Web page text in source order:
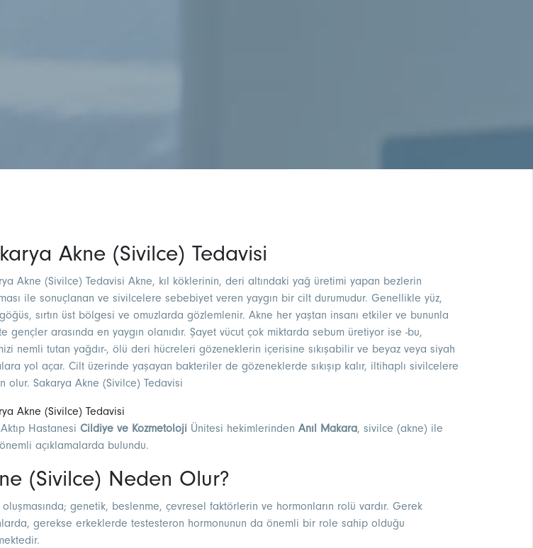
Akne (Sivilce) Tedavisi
Akne (Sivilce) Tedavisi Akne, kıl köklerinin, deri altındaki yağ üretimi yapan bezlerin
ile sonuçlanan ve sivilcelere sebebiyet veren yaygın bir cilt durumudur. Genellikle yüz,
sırtın üst bölgesi ve omuzlarda gözlemlenir. Akne her yaştan insanı etkiler ve bununla
gençler arasında en yaygın olanıdır. Şayet vücut çok miktarda sebum üretiyor ise -bu,
nemli tutan yağdır-, ölü deri hücreleri gözeneklerin içerisine sıkışabilir ve beyaz veya siyah
yol açar. Cilt üzerinde yaşayan bakteriler de gözeneklerde sıkışıp kalır, iltihaplı sivilcelere
olur. Sakarya Akne (Sivilce) Tedavisi
Akne (Sivilce) Tedavisi
HastanesiCildiye ve Kozmetoloji Ünitesi hekimlerindenAnıl Makara, sivilce (akne) ile
açıklamalarda bulundu.
(Sivilce) Neden Olur?
oluşmasında; genetik, beslenme, çevresel faktörlerin ve hormonların rolü vardır. Gerek
gerekse erkeklerde testesteron hormonunun da önemli bir role sahip olduğu